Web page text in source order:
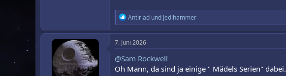
R
e
a
k
t
i
o
n
Antiriad und Jedihammer
7. Juni 2026
@Sam Rockwell
Oh Mann, da sind ja einige " Mädels Serien" dabei.